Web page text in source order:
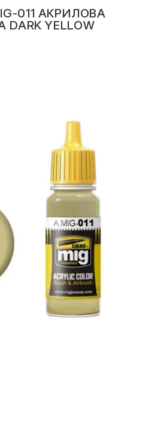
011 АКРИЛОВА
YELLOW